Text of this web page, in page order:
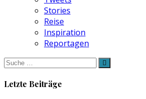
Stories
Reise
Inspiration
Reportagen
Suche
nach:
Letzte Beiträge